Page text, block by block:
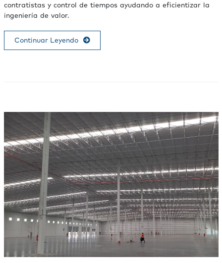
contratistas y control de tiempos ayudando a eficientizar la
ingeniería de valor.
Continuar Leyendo